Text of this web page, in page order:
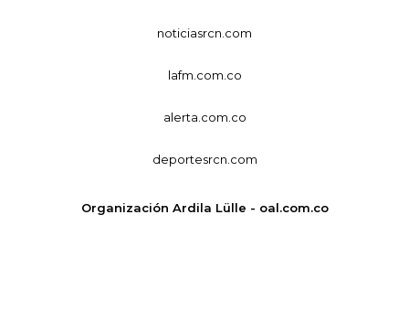
noticiasrcn.com
lafm.com.co
alerta.com.co
deportesrcn.com
Organización Ardila Lülle - oal.com.co